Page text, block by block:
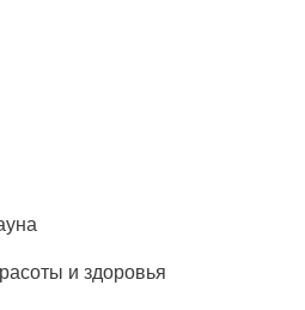
и здоровья